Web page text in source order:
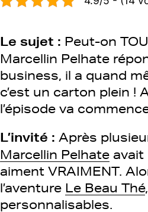
Le sujet : Peut-on
Marcellin Pelhate
business, il a quand
c’est un carton plein !
l’épisode va
L’invité : Après
Marcellin Pelhate avait
aiment VRAIMENT.
l’aventure Le Beau Thé
personnalisables.